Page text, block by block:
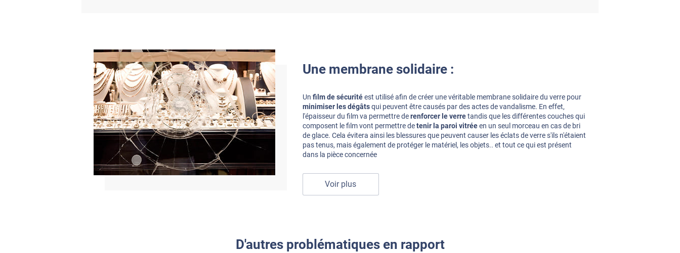
Une membrane solidaire :
Un film de sécuritéest utilisé afin de créer une véritable membrane solidaire du verre pour
minimiser les dégâtsqui peuvent être causés par des actes de vandalisme. En effet,
l'épaisseur du film va permettre derenforcer le verretandis que les différentes couches qui
composent le film vont permettre detenir la paroi vitréeen un seul morceau en cas de bri
de glace. Cela évitera ainsi les blessures que peuvent causer les éclats de verre s'ils n'étaient
pas tenus, mais également de protéger le matériel, les objets.. et tout ce qui est présent
dans la pièce concernée
Voir plus
D'autres problématiques en rapport